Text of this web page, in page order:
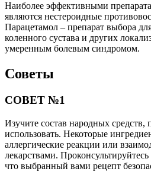
Наиболее эффективными
являются нестероидные
Парацетамол – препарат выбора
коленного сустава и других
умеренным болевым синдромом.
Советы
СОВЕТ №1
Изучите состав народных средств,
использовать. Некоторые
аллергические реакции или
лекарствами.
что выбранный вами рецепт